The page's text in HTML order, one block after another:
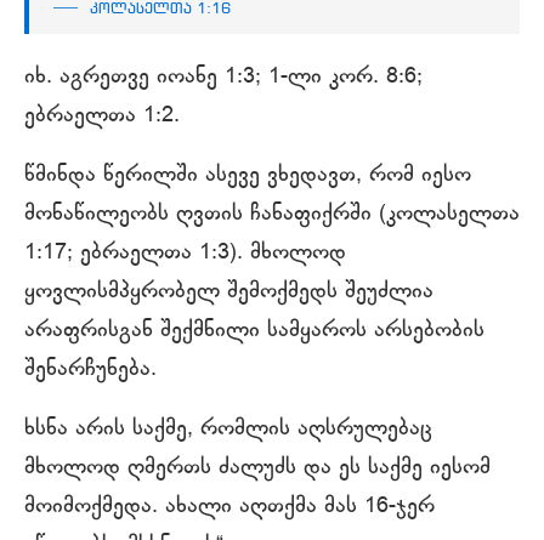
კოლასელთა 1:16
იხ. აგრეთვე იოანე 1:3; 1-ლი კორ. 8:6;
ებრაელთა 1:2.
წმინდა წერილში ასევე ვხედავთ, რომ იესო
მონაწილეობს ღვთის ჩანაფიქრში (კოლასელთა
1:17; ებრაელთა 1:3). მხოლოდ
ყოვლისმპყრობელ შემოქმედს შეუძლია
არაფრისგან შექმნილი სამყაროს არსებობის
შენარჩუნება.
ხსნა არის საქმე, რომლის აღსრულებაც
მხოლოდ ღმერთს ძალუძს და ეს საქმე იესომ
მოიმოქმედა. ახალი აღთქმა მას 16-ჯერ